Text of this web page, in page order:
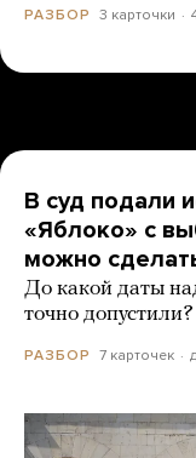
РАЗБОР 3 карточки
В суд подали
«Яблоко» с
можно
До какой даты
точно допустили?
РАЗБОР 7 карточек